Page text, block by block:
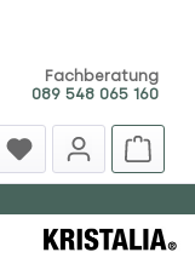
Fachberatung
089 548 065 160